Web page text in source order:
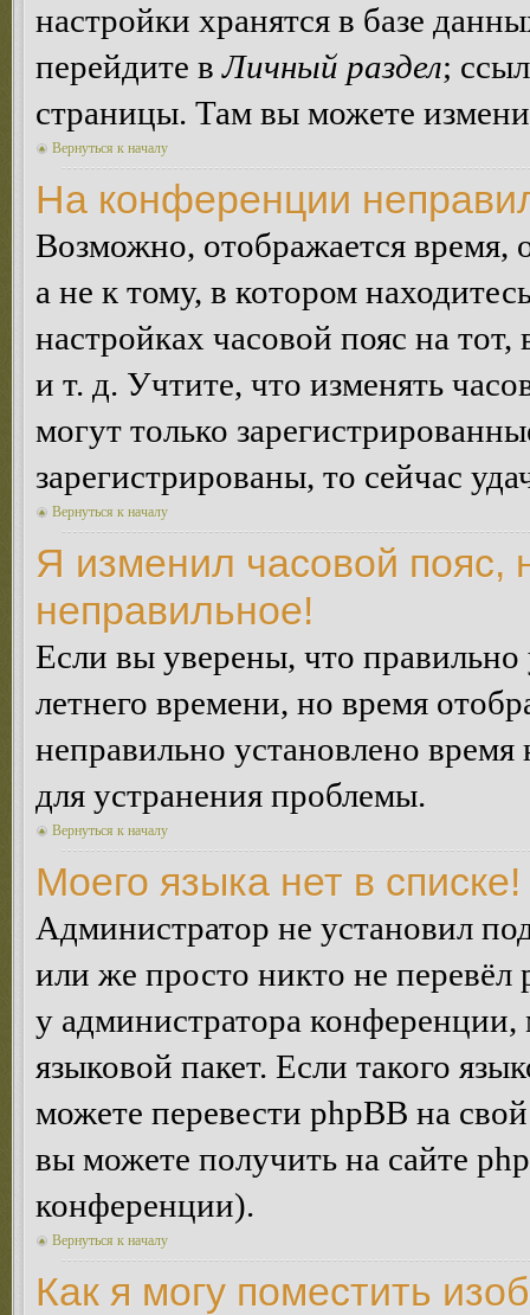
настройки хранятся в базе
перейдите вЛичный раздел;
страницы. Там вы можете
Вернуться к началу
На конференции
Возможно, отображается время,
а не к тому, в котором
настройках часовой пояс на
и т. д. Учтите, что изменять
могут только
зарегистрированы, то сейчас
Вернуться к началу
Я изменил часовой пояс,
неправильное!
Если вы уверены, что правильно
летнего времени, но время
неправильно установлено
для устранения проблемы.
Вернуться к началу
Моего языка нет в списке!
Администратор не установил
или же просто никто не
у администратора
языковой пакет. Если такого
можете перевести phpBB на
вы можете получить на сайте
конференции).
Вернуться к началу
Как я могу поместить